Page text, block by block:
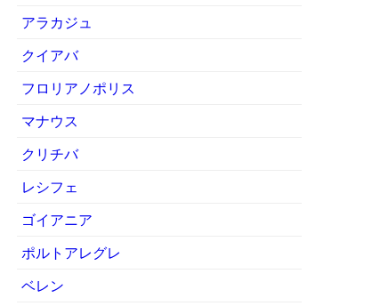
アラカジュ
クイアバ
フロリアノポリス
マナウス
クリチバ
レシフェ
ゴイアニア
ポルトアレグレ
ベレン